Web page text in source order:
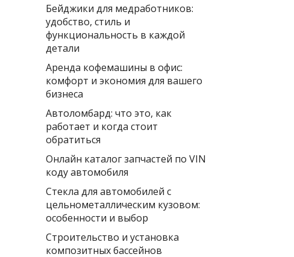
Бейджики для медработников:
удобство, стиль и
функциональность в каждой
детали
Аренда кофемашины в офис:
комфорт и экономия для вашего
бизнеса
Автоломбард: что это, как
работает и когда стоит
обратиться
Онлайн каталог запчастей по VIN
коду автомобиля
Стекла для автомобилей с
цельнометаллическим кузовом:
особенности и выбор
Строительство и установка
композитных бассейнов